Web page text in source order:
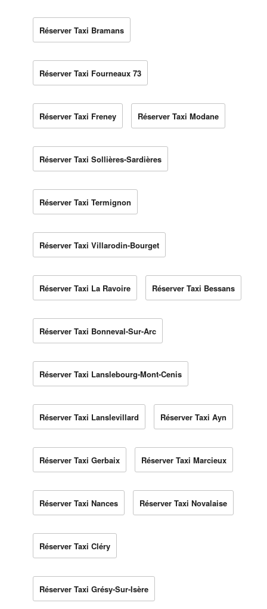
Réserver Taxi Bramans
Réserver Taxi Fourneaux 73
Réserver Taxi Freney Réserver Taxi Modane
Réserver Taxi Sollières-Sardières
Réserver Taxi Termignon
Réserver Taxi Villarodin-Bourget
Réserver Taxi La Ravoire Réserver Taxi Bessans
Réserver Taxi Bonneval-Sur-Arc
Réserver Taxi Lanslebourg-Mont-Cenis
Réserver Taxi Lanslevillard Réserver Taxi Ayn
Réserver Taxi Gerbaix Réserver Taxi Marcieux
Réserver Taxi Nances Réserver Taxi Novalaise
Réserver Taxi Cléry
Réserver Taxi Grésy-Sur-Isère